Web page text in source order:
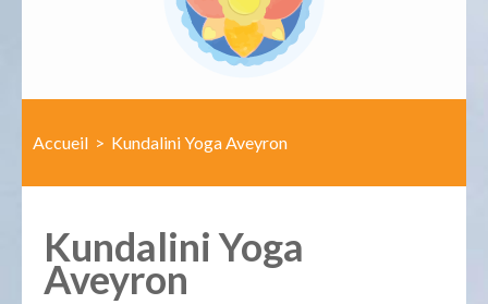
Accueil > Kundalini Yoga Aveyron
Kundalini Yoga
Aveyron